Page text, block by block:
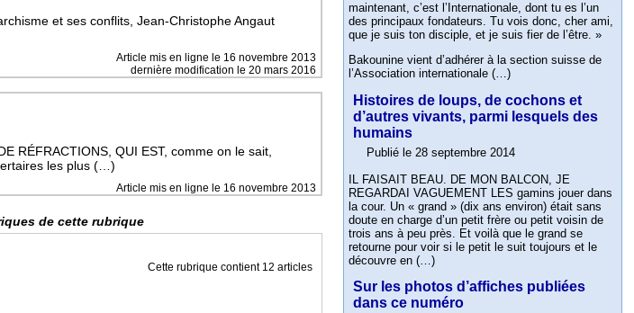
et ses conflits, Jean-Christophe Angaut
Article mis en ligne le 16 novembre 2013
dernière modification le 20 mars 2016
RÉFRACTIONS, QUI EST, comme on le sait,
les plus (…)
Article mis en ligne le 16 novembre 2013
de cette rubrique
Cette rubrique contient 12 articles
maintenant, c’est l’Internationale, dont tu es l’un
des principaux fondateurs. Tu vois donc, cher ami,
que je suis ton disciple, et je suis fier de l’être. »
Bakounine vient d’adhérer à la section suisse de
l’Association internationale (…)
Histoires de loups, de cochons et
d’autres vivants, parmi lesquels des
humains
Publié le 28 septembre 2014
IL FAISAIT BEAU. DE MON BALCON, JE
REGARDAI VAGUEMENT LES gamins jouer dans
la cour. Un « grand » (dix ans environ) était sans
doute en charge d’un petit frère ou petit voisin de
trois ans à peu près. Et voilà que le grand se
retourne pour voir si le petit le suit toujours et le
découvre en (…)
Sur les photos d’affiches publiées
dans ce numéro